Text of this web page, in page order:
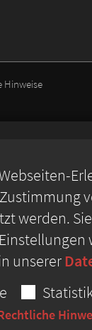
werden.
unserer
Hinweise